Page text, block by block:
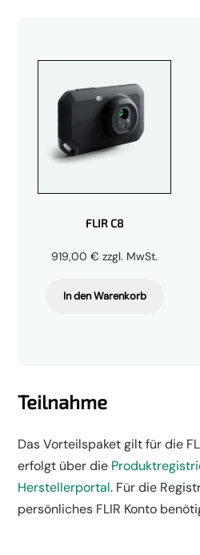
FLIR C8
919,00€ zzgl. MwSt.
In den Warenkorb
Teilnahme
Das Vorteilspaket gilt für die
erfolgt über die
Herstellerportal. Für die
persönliches FLIR Konto